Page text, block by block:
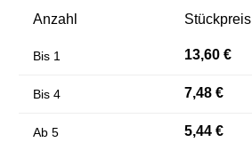
Anzahl Stückpreis
Bis 1 13,60 €
Bis 4 7,48 €
Ab 5 5,44 €